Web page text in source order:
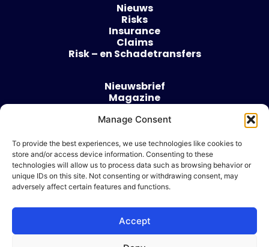
Manage Consent
To provide the best experiences, we use technologies like cookies to
store and/or access device information. Consenting to these
technologies will allow us to process data such as browsing behavior or
unique IDs on this site. Not consenting or withdrawing consent, may
adversely affect certain features and functions.
Accept
Nieuws
Risks
Insurance
Claims
Risk – en Schadetransfers
Nieuwsbrief
Magazine
Over
Algemene voorwaarden
Cookie beleid
Ik wil adverteren